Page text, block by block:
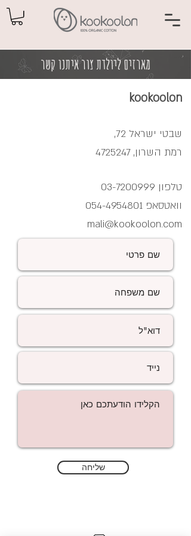
מארזים ליולדת צור איתנו קשר
kookoolon
שבטי ישראל 72,
רמת השרון,4725247
טלפון 03-7200999
וואטסאפ 054-4954801
mali@kookoolon.com
שליחה